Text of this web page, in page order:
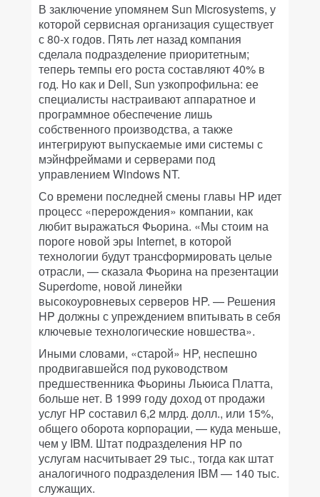
В заключение упомянем Sun Microsystems, у
которой сервисная организация существует
с 80-х годов. Пять лет назад компания
сделала подразделение приоритетным;
теперь темпы его роста составляют 40% в
год. Но как и Dell, Sun узкопрофильна: ее
специалисты настраивают аппаратное и
программное обеспечение лишь
собственного производства, а также
интегрируют выпускаемые ими системы с
мэйнфреймами и серверами под
управлением Windows NT.
Со времени последней смены главы HP идет
процесс «перерождения» компании, как
любит выражаться Фьорина. «Мы стоим на
пороге новой эры Internet, в которой
технологии будут трансформировать целые
отрасли, — сказала Фьорина на презентации
Superdome, новой линейки
высокоуровневых серверов HP. — Решения
HP должны с упреждением впитывать в себя
ключевые технологические новшества».
Иными словами, «старой» HP, неспешно
продвигавшейся под руководством
предшественника Фьорины Льюиса Платта,
больше нет. В 1999 году доход от продажи
услуг HP составил 6,2 млрд. долл., или 15%,
общего оборота корпорации, — куда меньше,
чем у IBM. Штат подразделения HP по
услугам насчитывает 29 тыс., тогда как штат
аналогичного подразделения IBM — 140 тыс.
служащих.